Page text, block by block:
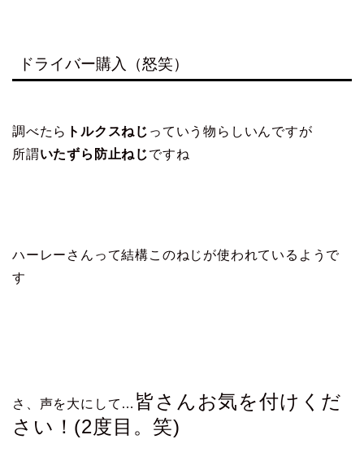
ドライバー購入（怒笑）
調べたら トルクスねじ っていう物らしいんですが
所謂いたずら防止ねじですね
ハーレーさんって結構このねじが使われているようで
す
さ、声を大にして… 皆さんお気を付けくだ
さい！(2度目。笑)